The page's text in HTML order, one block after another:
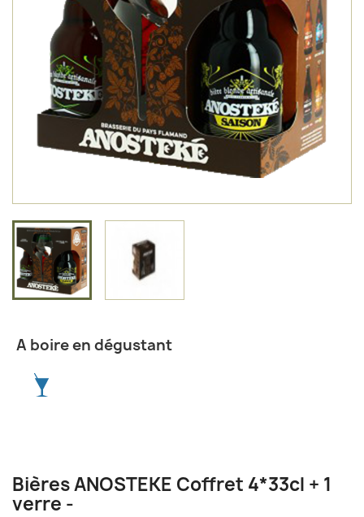
A boire en dégustant
Bières ANOSTEKE Coffret 4*33cl + 1
verre -